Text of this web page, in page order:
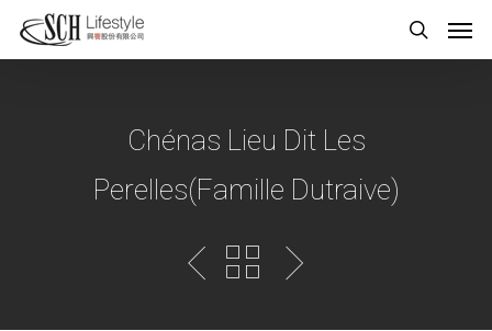
Chénas Lieu Dit Les
Perelles(Famille Dutraive)